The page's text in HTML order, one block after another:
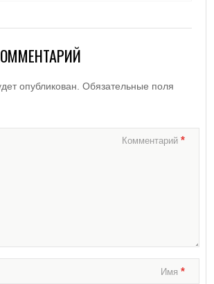
опубликован. Обязательные поля
Комментарий*
Имя*